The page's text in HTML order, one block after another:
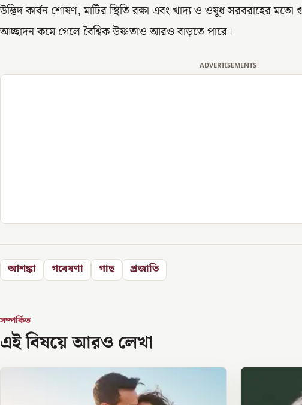
উদ্ভিদ কার্বন শোষণ, মাটির স্থিতি রক্ষা এবং খাদ্য ও ওষুধ সরবরাহের
আচ্ছাদন কমে গেলে বৈশ্বিক উষ্ণতাও আরও বাড়তে পারে।
ADVERTISEMENTS
আশঙ্কা গবেষণা গাছ প্রজাতি
সম্পর্কিত
এই বিষয়ে আরও লেখা